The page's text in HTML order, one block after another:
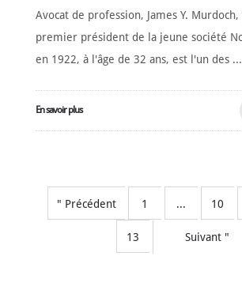
Avocat de profession, James Y.
premier président de la jeune société
en 1922, à l'âge de 32 ans, est l'un des ...
En savoir plus
" Précédent 1 ... 10
13 Suivant "